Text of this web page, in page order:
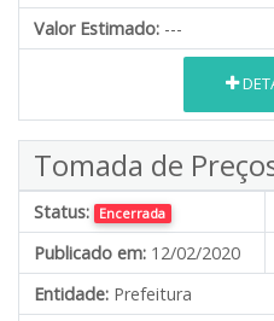
Valor Estimado: ---
Tomada de
Status: Encerrada
Publicado em: 12/02/2020
Entidade: Prefeitura